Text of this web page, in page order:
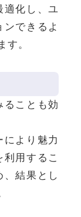
適化し、ユ
できるよ
す。
ることも効
により魅力
用するこ
、結果とし